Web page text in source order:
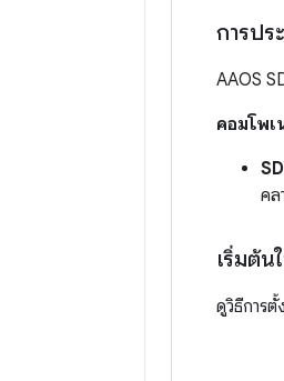
การป
AAOS
คอมโพ
คล
เริ่มต้น
ดูวิธีการ